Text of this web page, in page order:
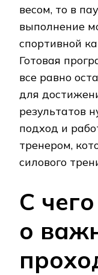
весом, то в
выполнение
спортивной
Готовая
все равно
для
результатов
подход и
тренером,
силового
С
о